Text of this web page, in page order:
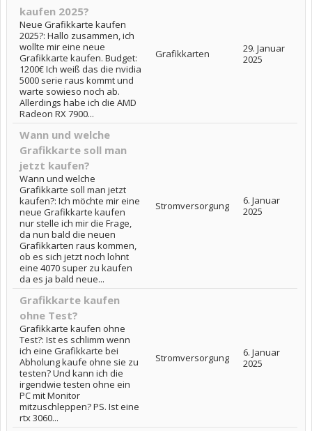
kaufen 2025?
Neue Grafikkarte kaufen
2025?: Hallo zusammen, ich
wollte mir eine neue
Grafikkarte kaufen. Budget:
1200€ Ich weiß das die nvidia
5000 serie raus kommt und
warte sowieso noch ab.
Allerdings habe ich die AMD
Radeon RX 7900...
Grafikkarten
29. Januar
2025
Wann und welche
Grafikkarte soll man
jetzt kaufen?
Wann und welche
Grafikkarte soll man jetzt
kaufen?: Ich möchte mir eine
neue Grafikkarte kaufen
nur stelle ich mir die Frage,
da nun bald die neuen
Grafikkarten raus kommen,
ob es sich jetzt noch lohnt
eine 4070 super zu kaufen
da es ja bald neue...
Stromversorgung
6. Januar
2025
Grafikkarte kaufen
ohne Test?
Grafikkarte kaufen ohne
Test?: Ist es schlimm wenn
ich eine Grafikkarte bei
Abholung kaufe ohne sie zu
testen? Und kann ich die
irgendwie testen ohne ein
PC mit Monitor
mitzuschleppen? PS. Ist eine
rtx 3060...
Stromversorgung
6. Januar
2025